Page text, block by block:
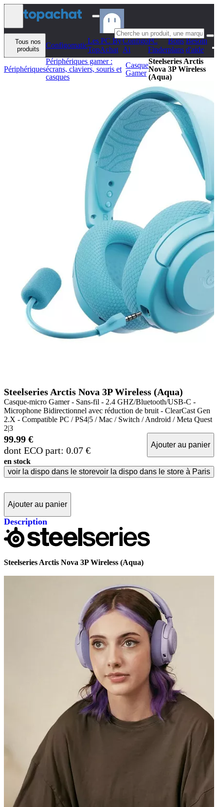
Aller au contenu
Tous nos
produits
Configomatic
Les PC By
TopAchat
Configo
Ai
PC
Finder
Bons
plans
Besoin
d'aide
Périphériques
Périphériques gamer :
écrans, claviers, souris et
casques
Casque
Gamer
Steelseries Arctis
Nova 3P Wireless
(Aqua)
Steelseries Arctis Nova 3P Wireless (Aqua)
Casque-micro Gamer - Sans-fil - 2.4 GHZ/Bluetooth/USB-C -
Microphone Bidirectionnel avec réduction de bruit - ClearCast Gen
2.X - Compatible PC / PS4|5 / Mac / Switch / Android / Meta Quest
2|3
99.99 €
dont ECO part: 0.07 €
Ajouter au panier
en stock
voir la dispo dans le storevoir la dispo dans le store à Paris
Ajouter au panier
Description
Steelseries Arctis Nova 3P Wireless (Aqua)